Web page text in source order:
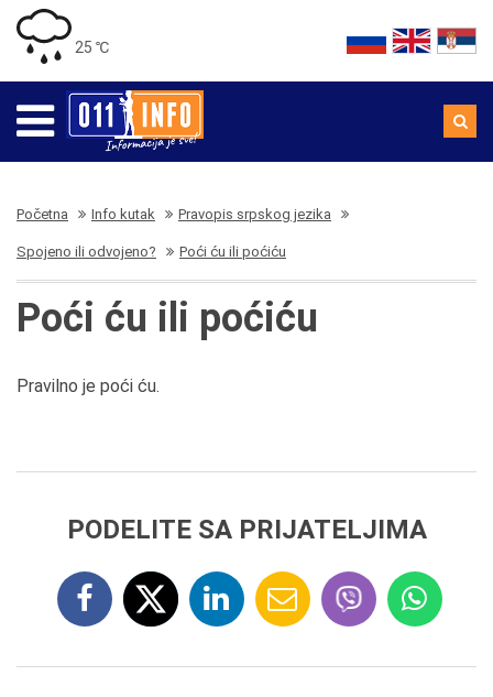
25 ℃
Početna Info kutak Pravopis srpskog jezika
Spojeno ili odvojeno? Poći ću ili poćiću
Poći ću ili poćiću
Pravilno je poći ću.
PODELITE SA PRIJATELJIMA